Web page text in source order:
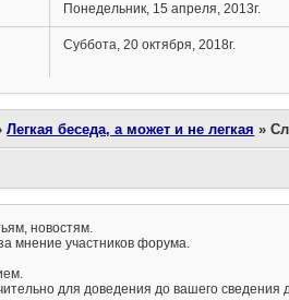
Понедельник, 15 апреля, 2013г.
Суббота, 20 октября, 2018г.
Легкая беседа, а может и не легкая »
новостям.
мнение участников форума.
для доведения до вашего